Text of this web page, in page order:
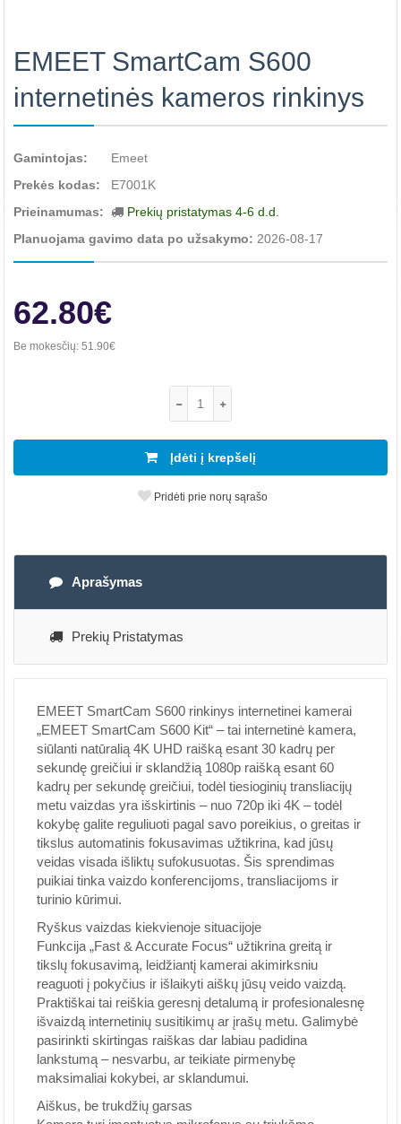
EMEET SmartCam S600
internetinės kameros rinkinys
Gamintojas:
Emeet
Prekės kodas:
E7001K
Prieinamumas:
Prekių pristatymas 4-6 d.d.
Planuojama gavimo data po užsakymo: 2026-08-17
62.80€
Be mokesčių: 51.90€
Įdėti į krepšelį
Pridėti prie norų sąrašo
Aprašymas
Prekių Pristatymas
EMEET SmartCam S600 rinkinys internetinei kamerai
„EMEET SmartCam S600 Kit“ – tai internetinė kamera,
siūlanti natūralią 4K UHD raišką esant 30 kadrų per
sekundę greičiui ir sklandžią 1080p raišką esant 60
kadrų per sekundę greičiui, todėl tiesioginių transliacijų
metu vaizdas yra išskirtinis – nuo 720p iki 4K – todėl
kokybę galite reguliuoti pagal savo poreikius, o greitas ir
tikslus automatinis fokusavimas užtikrina, kad jūsų
veidas visada išliktų sufokusuotas. Šis sprendimas
puikiai tinka vaizdo konferencijoms, transliacijoms ir
turinio kūrimui.
Ryškus vaizdas kiekvienoje situacijoje
Funkcija „Fast & Accurate Focus“ užtikrina greitą ir
tikslų fokusavimą, leidžiantį kamerai akimirksniu
reaguoti į pokyčius ir išlaikyti aiškų jūsų veido vaizdą.
Praktiškai tai reiškia geresnį detalumą ir profesionalesnę
išvaizdą internetinių susitikimų ar įrašų metu. Galimybė
pasirinkti skirtingas raiškas dar labiau padidina
lankstumą – nesvarbu, ar teikiate pirmenybę
maksimaliai kokybei, ar sklandumui.
Aiškus, be trukdžių garsas